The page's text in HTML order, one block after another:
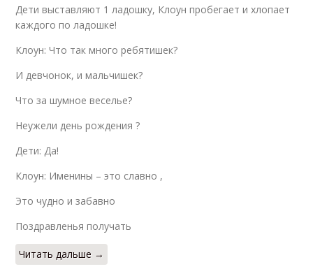
Дети выставляют 1 ладошку, Клоун пробегает и хлопает
каждого по ладошке!
Клоун: Что так много ребятишек?
И девчонок, и мальчишек?
Что за шумное веселье?
Неужели день рождения ?
Дети: Да!
Клоун: Именины – это славно ,
Это чудно и забавно
Поздравленья получать
Читать дальше →